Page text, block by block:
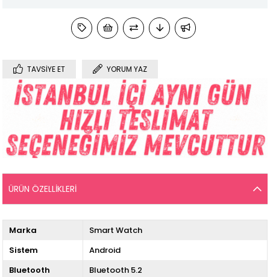
TAVSIYE ET YORUM YAZ
ÜRÜN ÖZELLIKLERI
Marka
Smart Watch
Sistem
Android
Bluetooth
Bluetooth 5.2